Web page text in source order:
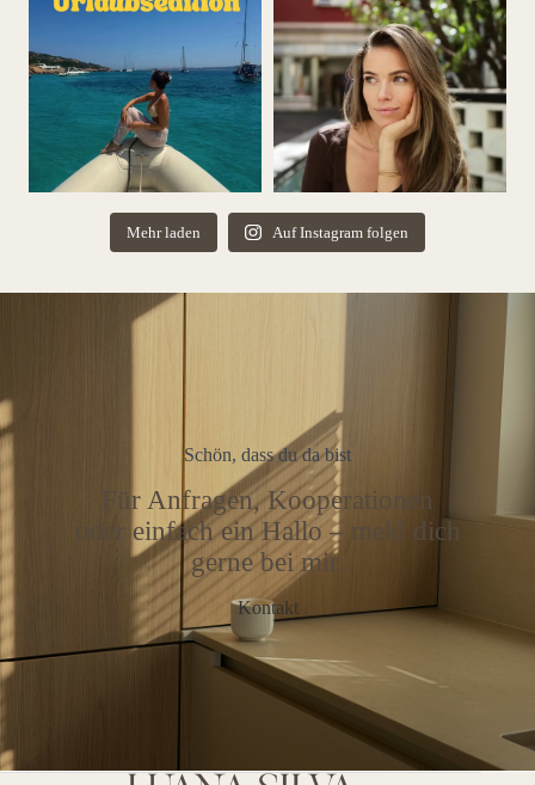
Mehr laden Auf Instagram folgen
Schön, dass du da bist
Für Anfragen, Kooperationen
oder einfach ein Hallo – meld dich
gerne bei mir.
Kontakt